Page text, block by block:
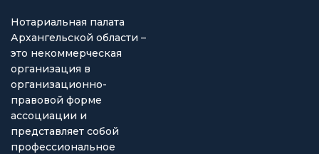
Нотариальная палата
Архангельской области –
это некоммерческая
организация в
организационно-
правовой форме
ассоциации и
представляет собой
профессиональное